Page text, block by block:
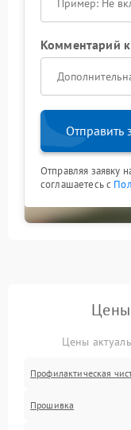
Комментарий к
Отправить
Отправляя заявку
соглашаетесь с
Цены
Цены
Профилактическая
Прошивка